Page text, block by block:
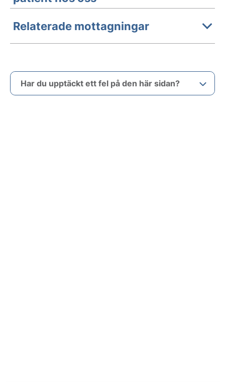
Relaterade mottagningar
Har du upptäckt ett fel på den här sidan?